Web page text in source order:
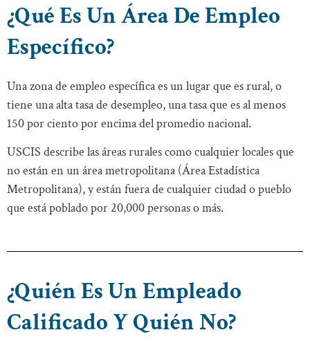
¿Qué Es Un Área De Empleo
Específico?
Una zona de empleo específica es un lugar que es rural, o
tiene una alta tasa de desempleo, una tasa que es al menos
150 por ciento por encima del promedio nacional.
USCIS describe las áreas rurales como cualquier locales que
no están en un área metropolitana (Área Estadística
Metropolitana), y están fuera de cualquier ciudad o pueblo
que está poblado por 20,000 personas o más.
¿Quién Es Un Empleado
Calificado Y Quién No?